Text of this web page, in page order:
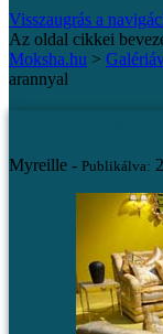
Visszaugrás a
Az oldal cikkei
Moksha.hu >
arannyal
Myreille - Publikálva: